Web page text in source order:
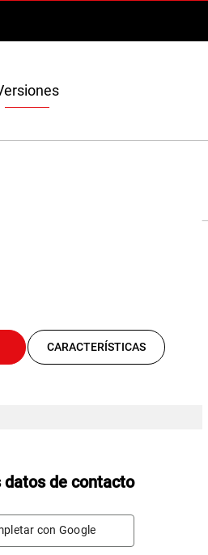
CARACTERÍSTICAS
datos de contacto
con Google